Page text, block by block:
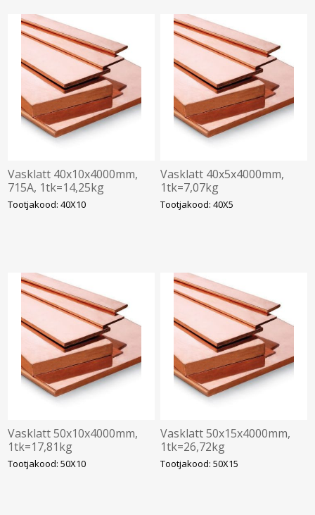
Vasklatt 40x10x4000mm,
715A, 1tk=14,25kg
Tootjakood: 40X10
Vasklatt 40x5x4000mm,
1tk=7,07kg
Tootjakood: 40X5
Vasklatt 50x10x4000mm,
1tk=17,81kg
Tootjakood: 50X10
Vasklatt 50x15x4000mm,
1tk=26,72kg
Tootjakood: 50X15